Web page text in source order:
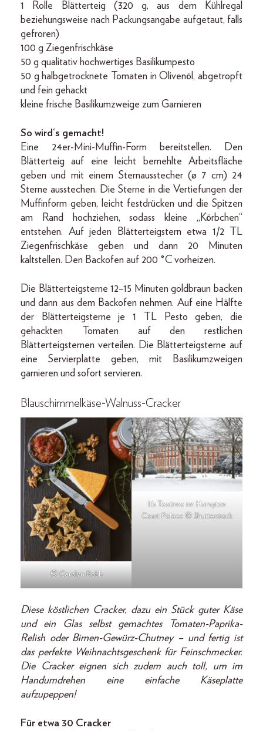
1 Rolle Blätterteig (320 g, aus dem Kühlregal
beziehungsweise nach Packungsangabe aufgetaut, falls
gefroren)
100 g Ziegenfrischkäse
50 g qualitativ hochwertiges Basilikumpesto
50 g halbgetrocknete Tomaten in Olivenöl, abgetropft
und fein gehackt
kleine frische Basilikumzweige zum Garnieren
So wird‘s gemacht!
Eine 24er-Mini-Muffin-Form bereitstellen. Den
Blätterteig auf eine leicht bemehlte Arbeitsfläche
geben und mit einem Sternausstecher (ø 7 cm) 24
Sterne ausstechen. Die Sterne in die Vertiefungen der
Muffinform geben, leicht festdrücken und die Spitzen
am Rand hochziehen, sodass kleine „Körbchen“
entstehen. Auf jeden Blätterteigstern etwa 1/2 TL
Ziegenfrischkäse geben und dann 20 Minuten
kaltstellen. Den Backofen auf 200 °C vorheizen.
Die Blätterteigsterne 12–15 Minuten goldbraun backen
und dann aus dem Backofen nehmen. Auf eine Hälfte
der Blätterteigsterne je 1 TL Pesto geben, die
gehackten Tomaten auf den restlichen
Blätterteigsternen verteilen. Die Blätterteigsterne auf
eine Servierplatte geben, mit Basilikumzweigen
garnieren und sofort servieren.
Blauschimmelkäse-Walnuss-Cracker
© Carolyn Robb
It‘s Teatime im Hampton
Court Palace © Shutterstock
Diese köstlichen Cracker, dazu ein Stück guter Käse
und ein Glas selbst gemachtes Tomaten-Paprika-
Relish oder Birnen-Gewürz-Chutney – und fertig ist
das perfekte Weihnachtsgeschenk für Feinschmecker.
Die Cracker eignen sich zudem auch toll, um im
Handumdrehen eine einfache Käseplatte
aufzupeppen!
Für etwa 30 Cracker